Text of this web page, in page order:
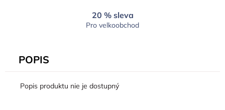
20 % sleva
Pro velkoobchod
POPIS
Popis produktu nie je dostupný